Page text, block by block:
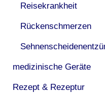
Reisekrankheit
Rückenschmerzen
medizinische Geräte
Rezept & Rezeptur